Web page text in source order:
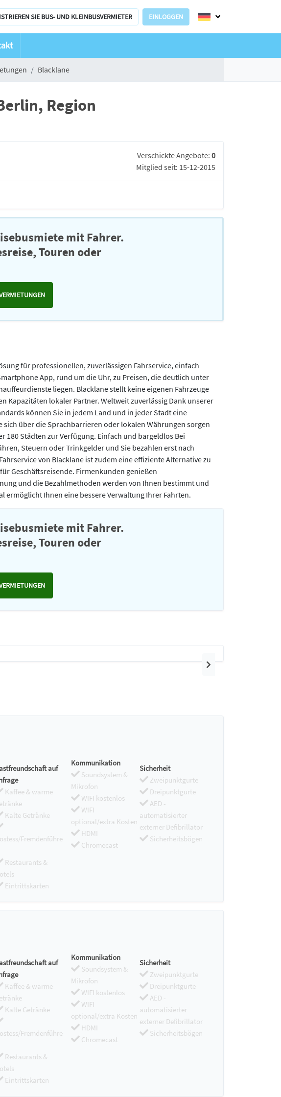
SIE BUS- UND KLEINBUSVERMIETER EINLOGGEN
Blacklane
Region
Verschickte Angebote: 0
Mitglied seit: 15-12-2015
mit Fahrer.
Touren oder
für professionellen, zuverlässigen Fahrservice, einfach
App, rund um die Uhr, zu Preisen, die deutlich unter
liegen. Blacklane stellt keine eigenen Fahrzeuge
Kapazitäten lokaler Partner. Weltweit zuverlässig Dank unserer
können Sie in jedem Land und in jeder Stadt eine
über die Sprachbarrieren oder lokalen Währungen sorgen
180 Städten zur Verfügung. Einfach und bargeldlos Bei
Steuern oder Trinkgelder und Sie bezahlen erst nach
von Blacklane ist zudem eine effiziente Alternative zu
Geschäftsreisende. Firmenkunden genießen
und die Bezahlmethoden werden von Ihnen bestimmt und
Ihnen eine bessere Verwaltung Ihrer Fahrten.
mit Fahrer.
Touren oder
Nächster
auf
Kaffee & warme
Kalte Getränke
Fremdenführe
Restaurants &
Eintrittskarten
Kommunikation
Soundsystem &
Mikrofon
WIFI kostenlos
WIFI
optional/extra Kosten
HDMI
Chromecast
Sicherheit
Zweipunktgurte
Dreipunktgurte
AED -
automatisierter
externer Defibrillator
Sicherheitsbögen
auf
Kaffee & warme
Kalte Getränke
Fremdenführe
Restaurants &
Eintrittskarten
Kommunikation
Soundsystem &
Mikrofon
WIFI kostenlos
WIFI
optional/extra Kosten
HDMI
Chromecast
Sicherheit
Zweipunktgurte
Dreipunktgurte
AED -
automatisierter
externer Defibrillator
Sicherheitsbögen